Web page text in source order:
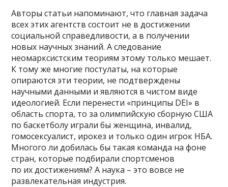
Авторы статьи напоминают, что главная задача
всех этих агентств состоит не в достижении
социальной справедливости, а в получении
новых научных знаний. А следование
неомарксистским теориям этому только мешает.
К тому же многие постулаты, на которые
опираются эти теории, не подтверждены
научными данными и являются в чистом виде
идеологией. Если перенести «принципы DEI» в
область спорта, то за олимпийскую сборную США
по баскетболу играли бы женщина, инвалид,
гомосексуалист, ирокез и только один игрок НБА.
Многого ли добилась бы такая команда на фоне
стран, которые подбирали спортсменов
по их достижениям? А наука – это вовсе не
развлекательная индустрия.